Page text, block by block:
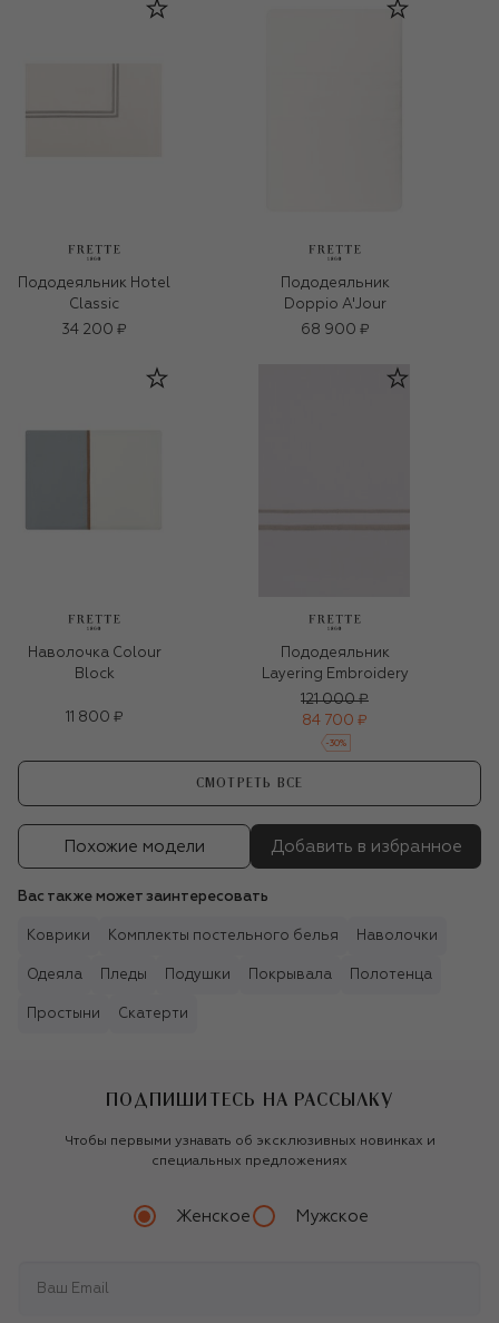
Пододеяльник Hotel
Classic
34 200 ₽
Пододеяльник
Doppio A'Jour
68 900 ₽
Наволочка Colour
Block
11 800 ₽
Пододеяльник
Layering Embroidery
121 000 ₽
84 700 ₽
-30%
СМОТРЕТЬ ВСЕ
Похожие модели Добавить в избранное
Вас также может заинтересовать
Коврики Комплекты постельного белья Наволочки
Одеяла Пледы Подушки Покрывала Полотенца
Простыни Скатерти
ПОДПИШИТЕСЬ НА РАССЫЛКУ
Чтобы первыми узнавать об эксклюзивных новинках и
специальных предложениях
Женское Мужское